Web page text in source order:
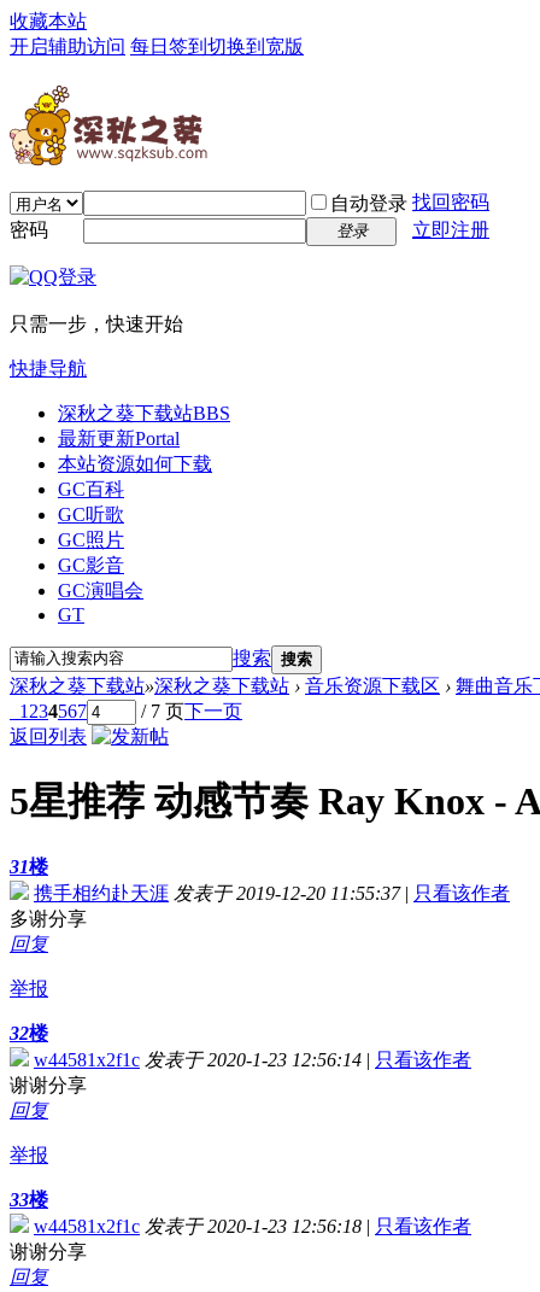
收藏本站
开启辅助访问 每日签到 切换到宽版
自动登录 找回密码
密码
登录 立即注册
只需一步，快速开始
快捷导航
深秋之葵下载站BBS
最新更新Portal
本站资源如何下载
GC百科
GC听歌
GC照片
GC影音
GC演唱会
GT
搜索 搜索
深秋之葵下载站»深秋之葵下载站 › 音乐资源下载区 › 舞曲音乐
1 234567 / 7 页下一页
返回列表
5星推荐 动感节奏 Ray Knox -
31楼
携手相约赴天涯 发表于 2019-12-20 11:55:37 | 只看该作者
多谢分享
回复
举报
32楼
w44581x2f1c 发表于 2020-1-23 12:56:14 | 只看该作者
谢谢分享
回复
举报
33楼
w44581x2f1c 发表于 2020-1-23 12:56:18 | 只看该作者
谢谢分享
回复